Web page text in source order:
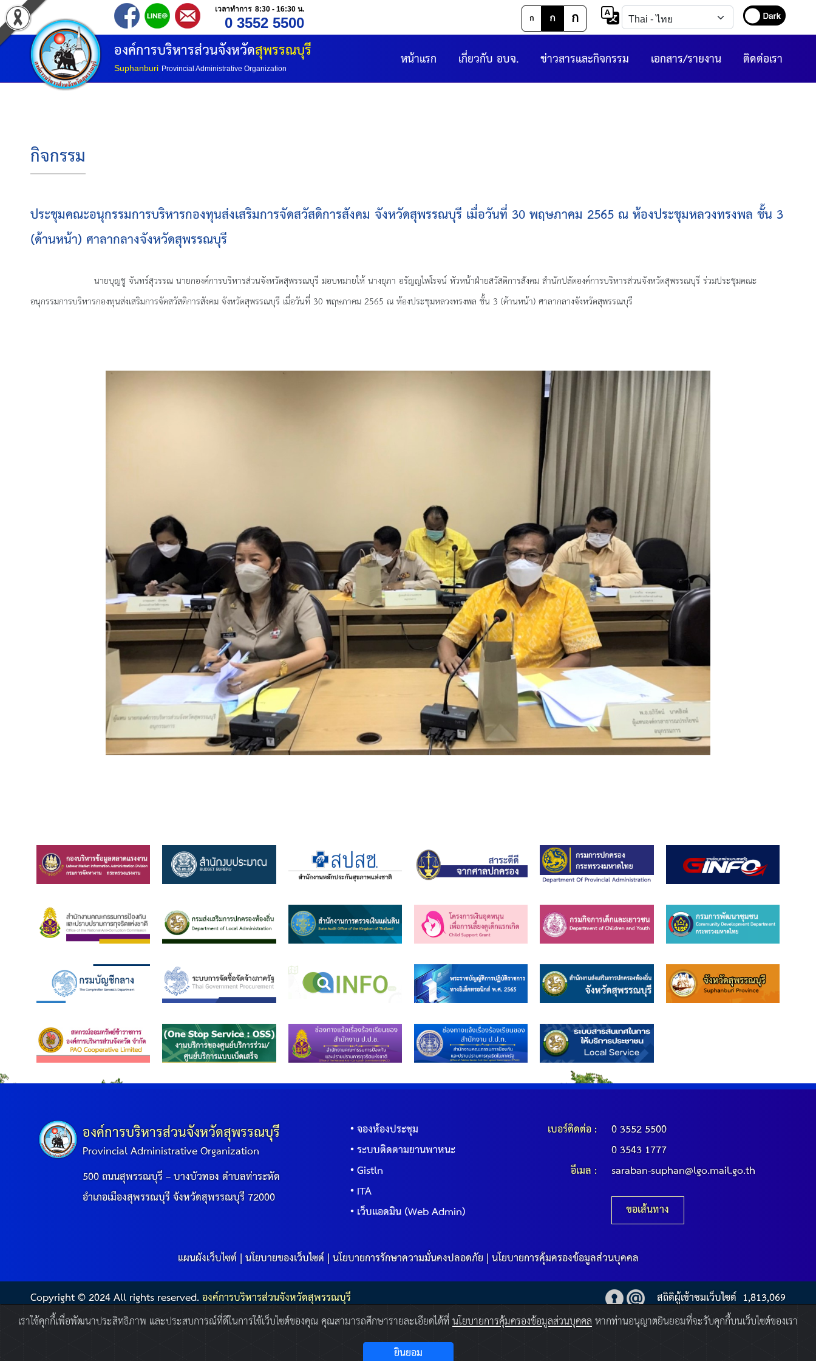
เวลาทำการ 8:30 - 16:30 น.
0 3552 5500 ก ก ก
องค์การบริหารส่วนจังหวัดสุพรรณบุรี
Suphanburi Provincial Administrative Organization ติดต่อเรา
เอกสาร/รายงาน
ข่าวสารและกิจกรรม
เกี่ยวกับ อบจ.
หน้าแรก
กิจกรรม
ประชุมคณะอนุกรรมการบริหารกองทุนส่งเสริมการจัดสวัสดิการสังคม จังหวัดสุพรรณบุรี เมื่อวันที่ 30 พฤษภาคม 2565 ณ ห้องประชุมหลวงทรงพล ชั้น 3
(ด้านหน้า) ศาลากลางจังหวัดสุพรรณบุรี
นายบุญชู จันทร์สุวรรณ นายกองค์การบริหารส่วนจังหวัดสุพรรณบุรี มอบหมายให้นางยุภา อรัญญไพโรจน์หัวหน้าฝ่ายสวัสดิการสังคมสำนักปลัดองค์การบริหารส่วนจังหวัดสุพรรณบุรี ร่วมประชุมคณะ
อนุกรรมการบริหารกองทุนส่งเสริมการจัดสวัสดิการสังคม จังหวัดสุพรรณบุรี เมื่อวันที่ 30 พฤษภาคม 2565 ณ ห้องประชุมหลวงทรงพล ชั้น 3 (ด้านหน้า) ศาลากลางจังหวัดสุพรรณบุรี
องค์การบริหารส่วนจังหวัดสุพรรณบุรี
Provincial Administrative Organization
500 ถนนสุพรรณบุรี – บางบัวทอง ตำบลท่าระหัด
อำเภอเมืองสุพรรณบุรี จังหวัดสุพรรณบุรี 72000
จองห้องประชุม
ระบบติดตามยานพาหนะ
Gistln
ITA
เว็บแอดมิน (Web Admin)
เบอร์ติดต่อ :
0 3552 5500
0 3543 1777
อีเมล :
saraban-suphan@lgo.mail.go.th
ขอเส้นทาง
แผนผังเว็บไซต์|นโยบายของเว็บไซต์|นโยบายการรักษาความมั่นคงปลอดภัย|นโยบายการคุ้มครองข้อมูลส่วนบุคคล
Copyright © 2024 All rights reserved.องค์การบริหารส่วนจังหวัดสุพรรณบุรี สถิติผู้เข้าชมเว็บไซต์ 1,813,069
เราใช้คุกกี้เพื่อพัฒนาประสิทธิภาพ และประสบการณ์ที่ดีในการใช้เว็บไซต์ของคุณ คุณสามารถศึกษารายละเอียดได้ที่นโยบายการคุ้มครองข้อมูลส่วนบุคคลหากท่านอนุญาตยินยอมที่จะรับคุกกี้บนเว็บไซต์ของเรา
ยินยอม